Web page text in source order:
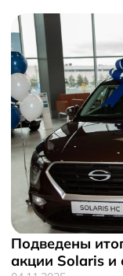
Подведены
акции Solaris и